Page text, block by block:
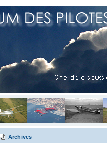
Archives